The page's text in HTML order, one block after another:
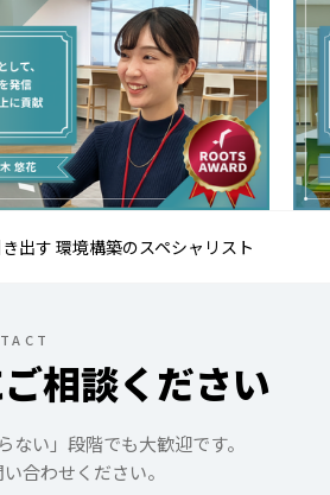
出す 環境構築のスペシャリスト
相談ください
ない」段階でも大歓迎です。
合わせください。